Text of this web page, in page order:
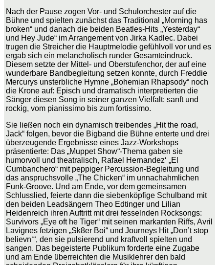
Nach der Pause zogen Vor- und Schulorchester auf die
Bühne und spielten zunächst das Traditional „Morning has
broken“ und danach die beiden Beatles-Hits „Yesterday“
und Hey Jude“ im Arrangement von Jirka Kadlec. Dabei
trugen die Streicher die Hauptmelodie gefühlvoll vor und es
ergab sich ein melancholisch runder Gesamteindruck.
Diesem setzte der Mittel- und Oberstufen­chor, der auf eine
wunderbare Bandbegleitung setzen konnte, durch Freddie
Mercurys unsterbliche Hymne „Bohemian Rhapsody“ noch
die Krone auf: Episch und dramatisch interpretierten die
Sänger diesen Song in seiner ganzen Vielfalt: sanft und
rockig, vom pianissimo bis zum fortissimo.
Sie ließen noch ein dynamisch treibendes „Hit the road,
Jack“ folgen, bevor die Bigband die Bühne enterte und drei
überzeugende Ergebnisse eines Jazz-Workshops
präsentierte: Das „Muppet Show“-Thema gaben sie
humorvoll und theatralisch, Rafael Hernandez‘ „El
Cumbanchero“ mit peppiger Percussion-Begleitung und
das anspruchsvolle „The Chicken“ im unnachahmlichen
Funk-Groove. Und am Ende, vor dem gemeinsamen
Schlusslied, feierte dann die siebenköpfige Schulband mit
den beiden Leadsängern Theo Edtinger und Lilian
Heidenreich ihren Auftritt mit drei fesselnden Rocksongs:
Survivors „Eye oft he Tiger“ mit seinen markanten Riffs, Avril
Lavignes fetzigen „Sk8er Boi“ und Journeys Hit „Don’t stop
believn‘“, den sie pulsierend und kraftvoll spielten und
sangen. Das begeisterte Publikum forderte eine Zugabe
und am Ende überreichten die Musiklehrer den bald